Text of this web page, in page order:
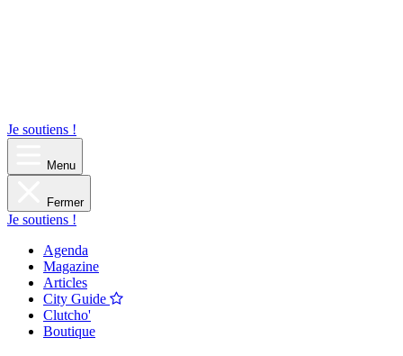
Je soutiens !
Menu
Fermer
Je soutiens !
Agenda
Magazine
Articles
City Guide
Clutcho'
Boutique